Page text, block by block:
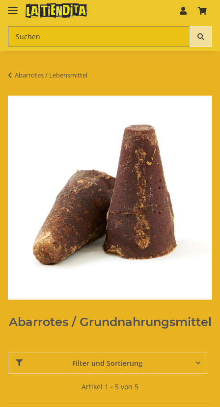
Abarrotes / Lebensmittel
Abarrotes / Grundnahrungsmittel
Filter und Sortierung
Artikel 1 - 5 von 5